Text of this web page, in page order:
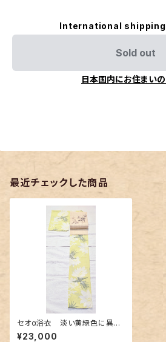
International
Sold out
日本国内にお住まい
最近チェックした商品
セオα浴衣 淡い黄緑色に異国
の鳥柄
¥23,000